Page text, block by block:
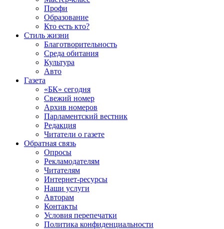
Профи
Образование
Кто есть кто?
Стиль жизни
Благотворительность
Среда обитания
Культура
Авто
Газета
«БК» сегодня
Свежий номер
Архив номеров
Парламентский вестник
Редакция
Читатели о газете
Обратная связь
Опросы
Рекламодателям
Читателям
Интернет-ресурсы
Наши услуги
Авторам
Контакты
Условия перепечатки
Политика конфиденциальности